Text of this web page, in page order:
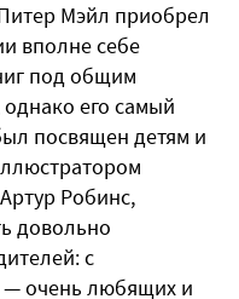
Мэйл приобрел
вполне себе
под общим
его самый
посвящен детям и
Робинс,
довольно
с
очень любящих и